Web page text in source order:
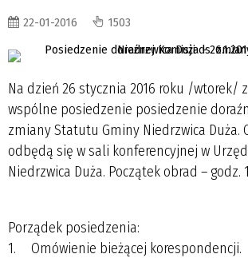
22-01-2016 1503
Na dzień 26 stycznia 2016 roku /wtorek/
wspólne posiedzenie posiedzenie
zmiany Statutu Gminy Niedrzwica Duża.
odbędą się w sali konferencyjnej w
Niedrzwica Duża. Początek obrad – godz.
Porządek posiedzenia:
1. Omówienie bieżącej korespondencji.